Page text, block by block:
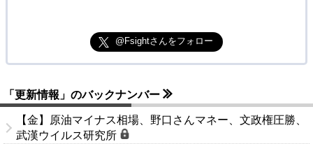
@Fsightさんをフォロー
「更新情報」のバックナンバー
【金】原油マイナス相場、野口さんマネー、文政権圧勝、
武漢ウイルス研究所